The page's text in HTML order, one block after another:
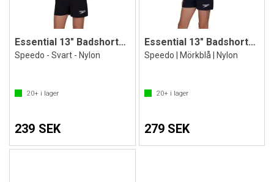
Essential 13" Badshorts jr
Speedo - Svart - Nylon
20+ i lager
239 SEK
Essential 13" Badshorts jr
Speedo | Mörkblå | Nylon
20+i lager
279 SEK